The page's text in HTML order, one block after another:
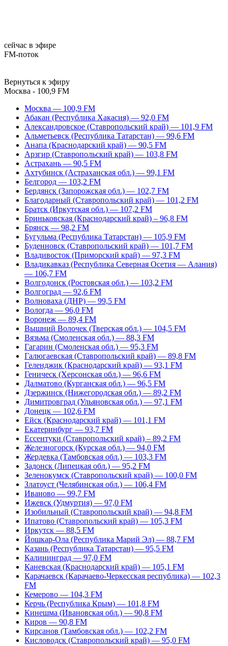
сейчас в эфире
FM-поток
Вернуться к эфиру
Москва - 100,9 FM
Москва — 100,9 FM
Абакан (Республика Хакасия) — 92,0 FM
Александровское (Ставропольский край) — 101,9 FM
Альметьевск (Республика Татарстан) — 99,6 FM
Анапа (Краснодарский край) — 90,5 FM
Арзгир (Ставропольский край) — 103,8 FM
Астрахань — 90,5 FM
Ахтубинск (Астраханская обл.) — 99,1 FM
Белгород — 103,2 FM
Бердянск (Запорожская обл.) — 102,7 FM
Благодарный (Ставропольский край) — 101,2 FM
Братск (Иркутская обл.) — 107,2 FM
Бриньковская (Краснодарский край) – 96,8 FM
Брянск — 98,2 FM
Бугульма (Республика Татарстан) — 105,9 FM
Буденновск (Ставропольский край) — 101,7 FM
Владивосток (Приморский край) — 97,3 FM
Владикавказ (Республика Северная Осетия — Алания)
— 106,7 FM
Волгодонск (Ростовская обл.) — 103,2 FM
Волгоград — 92,6 FM
Волноваха (ДНР) — 99,5 FM
Вологда — 96,0 FM
Воронеж — 89,4 FM
Вышний Волочек (Тверская обл.) — 104,5 FM
Вязьма (Смоленская обл.) — 88,3 FM
Гагарин (Смоленская обл.) — 95,3 FM
Галюгаевская (Ставропольский край) — 89,8 FM
Геленджик (Краснодарский край) — 93,1 FM
Геническ (Херсонская обл.) — 96,6 FM
Далматово (Курганская обл.) — 96,5 FM
Дзержинск (Нижегородская обл.) — 89,2 FM
Димитровград (Ульяновская обл.) — 97,1 FM
Донецк — 102,6 FM
Ейск (Краснодарский край) — 101,1 FM
Екатеринбург — 93,7 FM
Ессентуки (Ставропольский край) – 89,2 FM
Железногорск (Курская обл.) — 94,0 FM
Жердевка (Тамбовская обл.) — 103,3 FM
Задонск (Липецкая обл.) — 95,2 FM
Зеленокумск (Ставропольский край) — 100,0 FM
Златоуст (Челябинская обл.) — 106,4 FM
Иваново — 99,7 FM
Ижевск (Удмуртия) — 97,0 FM
Изобильный (Ставропольский край) — 94,8 FM
Ипатово (Ставропольский край) — 105,3 FM
Иркутск — 88,5 FM
Йошкар-Ола (Республика Марий Эл) — 88,7 FM
Казань (Республика Татарстан) — 95,5 FM
Калининград — 97,0 FM
Каневская (Краснодарский край) — 105,1 FM
Карачаевск (Карачаево-Черкесская республика) — 102,3
FM
Кемерово — 104,3 FM
Керчь (Республика Крым) — 101,8 FM
Кинешма (Ивановская обл.) — 90,8 FM
Киров — 90,8 FM
Кирсанов (Тамбовская обл.) — 102,2 FM
Кисловодск (Ставропольский край) — 95,0 FM